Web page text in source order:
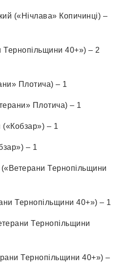
(«Нічлава» Копичинці) –
Тернопільщини 40+») – 2
Плотича) – 1
Плотича) – 1
– 1
– 1
(«Ветерани Тернопільщини
Тернопільщини 40+») – 1
Тернопільщини
Тернопільщини 40+») –